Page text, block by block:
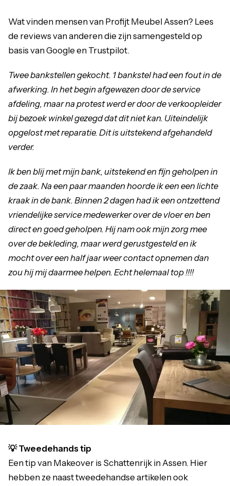
Wat vinden mensen van Profijt Meubel Assen? Lees
de reviews van anderen die zijn samengesteld op
basis van Google en Trustpilot.
Twee bankstellen gekocht. 1 bankstel had een fout in de
afwerking. In het begin afgewezen door de service
afdeling, maar na protest werd er door de verkoopleider
bij bezoek winkel gezegd dat dit niet kan. Uiteindelijk
opgelost met reparatie. Dit is uitstekend afgehandeld
verder.
Ik ben blij met mijn bank, uitstekend en fijn geholpen in
de zaak. Na een paar maanden hoorde ik een een lichte
kraak in de bank. Binnen 2 dagen had ik een ontzettend
vriendelijke service medewerker over de vloer en ben
direct en goed geholpen. Hij nam ook mijn zorg mee
over de bekleding, maar werd gerustgesteld en ik
mocht over een half jaar weer contact opnemen dan
zou hij mij daarmee helpen. Echt helemaal top !!!!
💡 Tweedehands tip
Een tip van Makeover is Schattenrijk in Assen. Hier
hebben ze naast tweedehandse artikelen ook